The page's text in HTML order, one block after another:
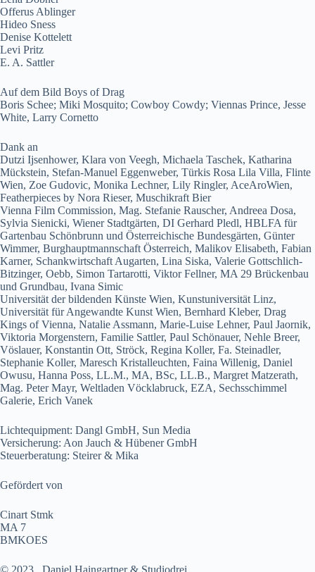
Offerus Ablinger
Hideo Sness
Denise Kottelett
Levi Pritz
E. A. Sattler
Auf dem Bild Boys of Drag
Boris Schee; Miki Mosquito; Cowboy Cowdy; Viennas Prince, Jesse
White, Larry Cornetto
Dank an
Dutzi Ijsenhower, Klara von Veegh, Michaela Taschek, Katharina
Mückstein, Stefan-Manuel Eggenweber, Türkis Rosa Lila Villa, Flinte
Wien, Zoe Gudovic, Monika Lechner, Lily Ringler, AceAroWien,
Featherpieces by Nora Rieser, Muschikraft Bier
Vienna Film Commission, Mag. Stefanie Rauscher, Andreea Dosa,
Sylvia Sienicki, Wiener Stadtgärten, DI Gerhard Pledl, HBLFA für
Gartenbau Schönbrunn und Österreichische Bundesgärten, Günter
Wimmer, Burghauptmannschaft Österreich, Malikov Elisabeth, Fabian
Karner, Schankwirtschaft Augarten, Lina Siska, Valerie Gottschlich-
Bitzinger, Oebb, Simon Tartarotti, Viktor Fellner, MA 29 Brückenbau
und Grundbau, Ivana Simic
Universität der bildenden Künste Wien, Kunstuniversität Linz,
Universität für Angewandte Kunst Wien, Bernhard Kleber, Drag
Kings of Vienna, Natalie Assmann, Marie-Luise Lehner, Paul Jaornik,
Viktoria Morgenstern, Familie Sattler, Paul Schönauer, Nehle Breer,
Vöslauer, Konstantin Ott, Ströck, Regina Koller, Fa. Steinadler,
Stephanie Koller, Maresch Kristalleuchten, Faina Willenig, Daniel
Owusu, Hanna Poss, LL.M., MA, BSc, LL.B., Margret Matzerath,
Mag. Peter Mayr, Weltladen Vöcklabruck, EZA, Sechsschimmel
Galerie, Erich Vanek
Lichtequipment: Dangl GmbH, Sun Media
Versicherung: Aon Jauch & Hübener GmbH
Steuerberatung: Steirer & Mika
Gefördert von
Cinart Stmk
MA 7
BMKOES
© 2023 , Daniel Haingartner & Studiodrei